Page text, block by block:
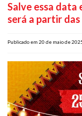
Salve essa data
será a partir
Publicado em 20 de maio de
Casa do Alto
Sede Campestre
Nossos Convênios
Seguro Auto
Plano de Saúde
Assistência Funeral
Pós-graduação